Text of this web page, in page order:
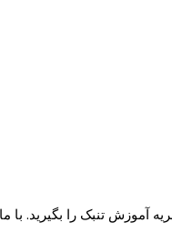
تنبک را بگیرید. با